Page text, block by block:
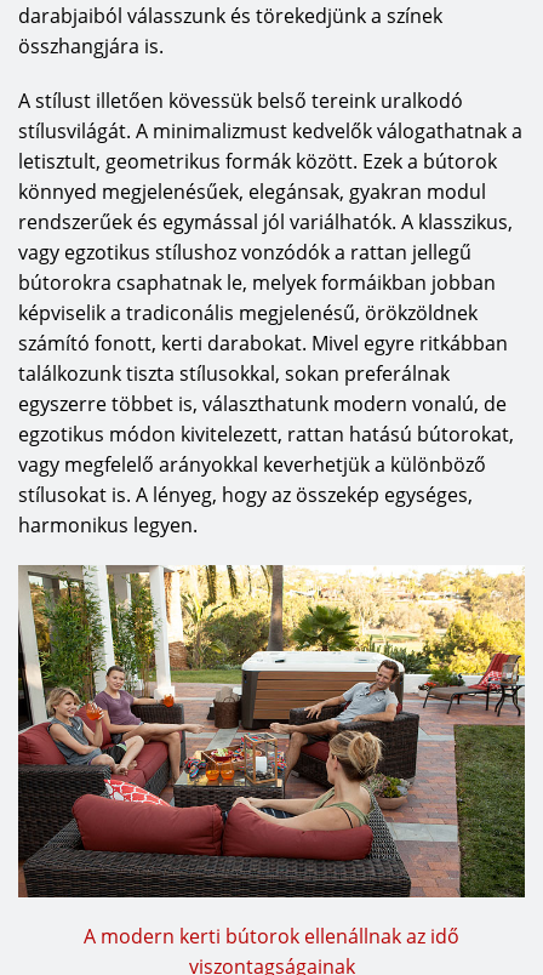
darabjaiból válasszunk és törekedjünk a színek
összhangjára is.
A stílust illetően kövessük belső tereink uralkodó
stílusvilágát. A minimalizmust kedvelők válogathatnak a
letisztult, geometrikus formák között. Ezek a bútorok
könnyed megjelenésűek, elegánsak, gyakran modul
rendszerűek és egymással jól variálhatók. A klasszikus,
vagy egzotikus stílushoz vonzódók a rattan jellegű
bútorokra csaphatnak le, melyek formáikban jobban
képviselik a tradiconális megjelenésű, örökzöldnek
számító fonott, kerti darabokat. Mivel egyre ritkábban
találkozunk tiszta stílusokkal, sokan preferálnak
egyszerre többet is, választhatunk modern vonalú, de
egzotikus módon kivitelezett, rattan hatású bútorokat,
vagy megfelelő arányokkal keverhetjük a különböző
stílusokat is. A lényeg, hogy az összekép egységes,
harmonikus legyen.
A modern kerti bútorok ellenállnak az idő
viszontagságainak